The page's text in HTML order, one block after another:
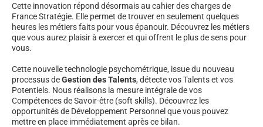
Cette innovation répond désormais au cahier des charges de
France Stratégie. Elle permet de trouver en seulement quelques
heures les métiers faits pour vous épanouir. Découvrez les métiers
que vous aurez plaisir à exercer et qui offrent le plus de sens pour
vous.
Cette nouvelle technologie psychométrique, issue du nouveau
processus deGestion des Talents, détecte vos Talents et vos
Potentiels. Nous réalisons la mesure intégrale de vos
Compétences de Savoir-être (soft skills). Découvrez les
opportunités de Développement Personnel que vous pouvez
mettre en place immédiatement après ce bilan.